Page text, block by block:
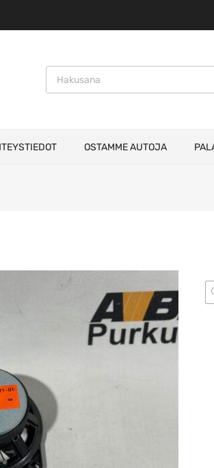
Products search
OSTAMME AUTOJA